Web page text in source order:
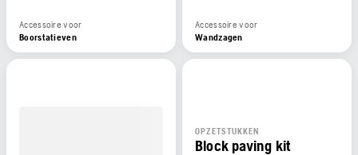
Accessoire voor
Boorstatieven
Accessoire voor
Wandzagen
OPZETSTUKKEN
Block paving kit